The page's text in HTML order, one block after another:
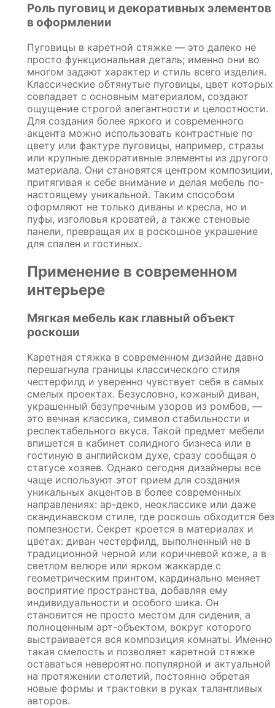
Роль пуговиц и декоративных элементов
в оформлении
Пуговицы в каретной стяжке — это далеко не
просто функциональная деталь; именно они во
многом задают характер и стиль всего изделия.
Классические обтянутые пуговицы, цвет которых
совпадает с основным материалом, создают
ощущение строгой элегантности и целостности.
Для создания более яркого и современного
акцента можно использовать контрастные по
цвету или фактуре пуговицы, например, стразы
или крупные декоративные элементы из другого
материала. Они становятся центром композиции,
притягивая к себе внимание и делая мебель по-
настоящему уникальной. Таким способом
оформляют не только диваны и кресла, но и
пуфы, изголовья кроватей, а также стеновые
панели, превращая их в роскошное украшение
для спален и гостиных.
Применение в современном
интерьере
Мягкая мебель как главный объект
роскоши
Каретная стяжка в современном дизайне давно
перешагнула границы классического стиля
честерфилд и уверенно чувствует себя в самых
смелых проектах. Безусловно, кожаный диван,
украшенный безупречным узоров из ромбов, —
это вечная классика, символ стабильности и
респектабельного вкуса. Такой предмет мебели
впишется в кабинет солидного бизнеса или в
гостиную в английском духе, сразу сообщая о
статусе хозяев. Однако сегодня дизайнеры все
чаще используют этот прием для создания
уникальных акцентов в более современных
направлениях: ар-деко, неоклассике или даже
скандинавском стиле, где роскошь обходится без
помпезности. Секрет кроется в материалах и
цветах: диван честерфилд, выполненный не в
традиционной черной или коричневой коже, а в
светлом велюре или ярком жаккарде с
геометрическим принтом, кардинально меняет
восприятие пространства, добавляя ему
индивидуальности и особого шика. Он
становится не просто местом для сидения, а
полноценным арт-объектом, вокруг которого
выстраивается вся композиция комнаты. Именно
такая смелость и позволяет каретной стяжке
оставаться невероятно популярной и актуальной
на протяжении столетий, постоянно обретая
новые формы и трактовки в руках талантливых
авторов.